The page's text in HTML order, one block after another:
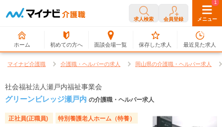
求人検索 会員登録 メニュー
ホーム 初めての方へ 面談会場一覧
0
保存した求人
1
最近見た求人
マイナビ介護職 介護職・ヘルパーの求人 岡山県の介護職・ヘルパー求人
社会福祉法人瀬戸内福祉事業会
グリーンビレッジ瀬戸内 の介護職・ヘルパー求人
正社員(正職員) 特別養護老人ホーム（特養）